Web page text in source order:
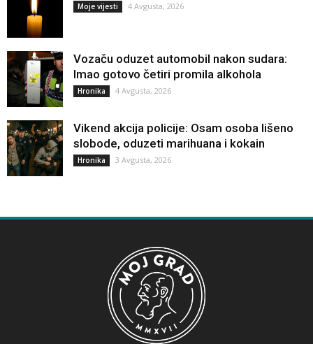
Moje vijesti 4 Avgusta, 2026
Vozaču oduzet automobil nakon sudara:
Imao gotovo četiri promila alkohola
Hronika 4 Avgusta, 2026
Vikend akcija policije: Osam osoba lišeno
slobode, oduzeti marihuana i kokain
Hronika 3 Avgusta, 2026